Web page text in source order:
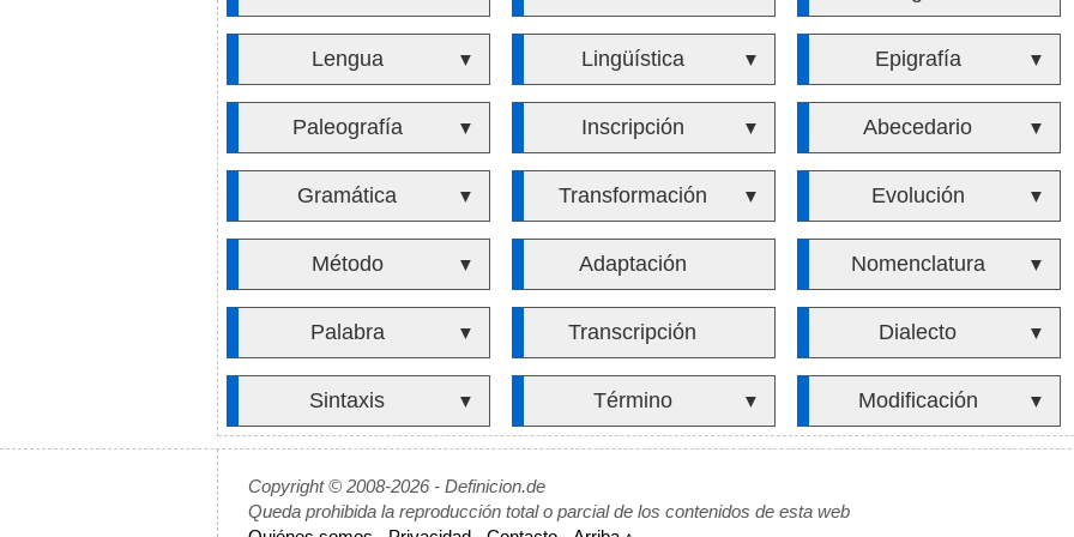
Lengua ▼ Lingüística ▼ Epigrafía ▼
Paleografía ▼ Inscripción ▼ Abecedario ▼
Gramática ▼ Transformación ▼ Evolución ▼
Método ▼ Adaptación Nomenclatura ▼
Palabra ▼ Transcripción Dialecto ▼
Sintaxis ▼ Término ▼ Modificación ▼
Copyright © 2008-2026 - Definicion.de
Queda prohibida la reproducción total o parcial de los contenidos de esta web